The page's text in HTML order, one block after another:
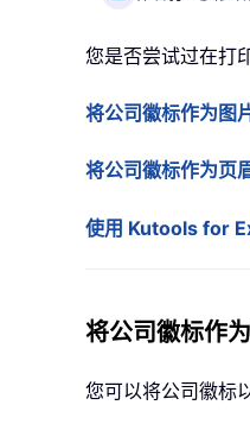
您是否尝试过在打
将公司徽标作为图
将公司徽标作为页
使用 Kutools for
将公司徽标作
您可以将公司徽标